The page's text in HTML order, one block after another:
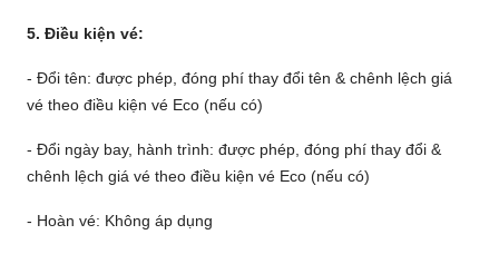
5. Điều kiện vé:
- Đổi tên: được phép, đóng phí thay đổi tên & chênh lệch giá
vé theo điều kiện vé Eco (nếu có)
- Đổi ngày bay, hành trình: được phép, đóng phí thay đổi &
chênh lệch giá vé theo điều kiện vé Eco (nếu có)
- Hoàn vé: Không áp dụng